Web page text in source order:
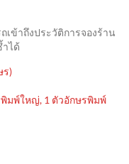
เข้าถึงประวัติการจองร้าน
ได้
ร)
มพ์ใหญ่, 1 ตัวอักษรพิมพ์